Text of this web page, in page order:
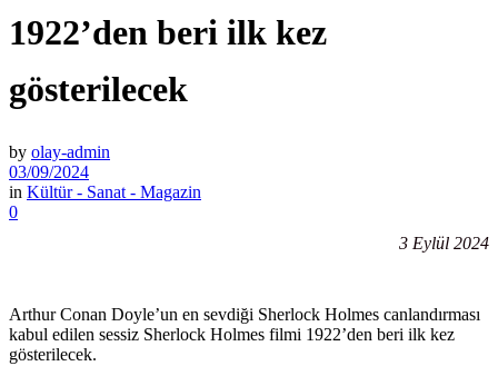
1922’den beri ilk kez
gösterilecek
by olay-admin
03/09/2024
in Kültür - Sanat - Magazin
0
3 Eylül 2024
Arthur Conan Doyle’un en sevdiği Sherlock Holmes canlandırması
kabul edilen sessiz Sherlock Holmes filmi 1922’den beri ilk kez
gösterilecek.